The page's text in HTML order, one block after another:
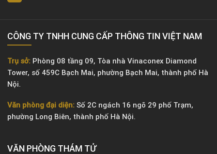
CÔNG TY TNHH CUNG CẤP THÔNG TIN VIỆT NAM
Trụ sở: Phòng 08 tầng 09, Tòa nhà Vinaconex Diamond
Tower, số 459C Bạch Mai, phường Bạch Mai, thành phố Hà
Nội.
Văn phòng đại diện: Số 2C ngách 16 ngõ 29 phố Trạm,
phường Long Biên, thành phố Hà Nội.
VĂN PHÒNG ​THÁM TỬ